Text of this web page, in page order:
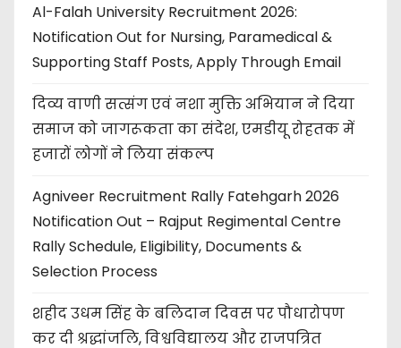
Al-Falah University Recruitment 2026:
Notification Out for Nursing, Paramedical &
Supporting Staff Posts, Apply Through Email
दिव्य वाणी सत्संग एवं नशा मुक्ति अभियान ने दिया
समाज को जागरूकता का संदेश, एमडीयू रोहतक में
हजारों लोगों ने लिया संकल्प
Agniveer Recruitment Rally Fatehgarh 2026
Notification Out – Rajput Regimental Centre
Rally Schedule, Eligibility, Documents &
Selection Process
शहीद उधम सिंह के बलिदान दिवस पर पौधारोपण
कर दी श्रद्धांजलि, विश्वविद्यालय और राजपत्रित